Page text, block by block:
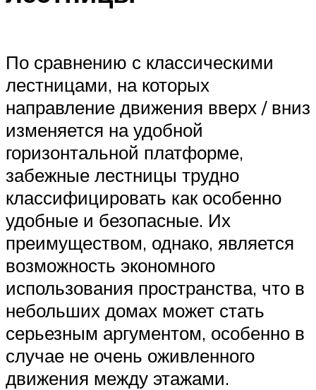
По сравнению с классическими
лестницами, на которых
направление движения вверх / вниз
изменяется на удобной
горизонтальной платформе,
забежные лестницы трудно
классифицировать как особенно
удобные и безопасные. Их
преимуществом, однако, является
возможность экономного
использования пространства, что в
небольших домах может стать
серьезным аргументом, особенно в
случае не очень оживленного
движения между этажами.